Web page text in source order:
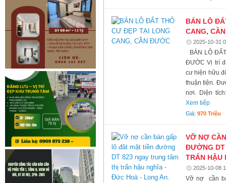
BÁN LÔ
CANG,
2025-10-31
BÁN LÔ
ĐƯỚC Vị trí
cư hiện hữu
thuận tiện.
nơi. Diện
Xem tiếp
Giá:970 Triệu
VỠ NỢ
ĐƯỜNG DT
TRẤN HẬU
2025-10-08
Vỡ nợ cần